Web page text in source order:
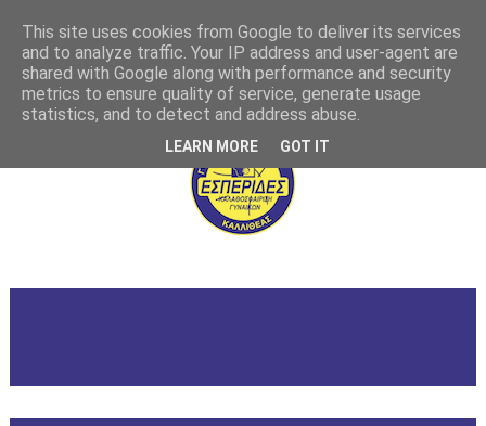
This site uses cookies from Google to deliver its services
and to analyze traffic. Your IP address and user-agent are
shared with Google along with performance and security
metrics to ensure quality of service, generate usage
statistics, and to detect and address abuse.
LEARN MORE GOT IT